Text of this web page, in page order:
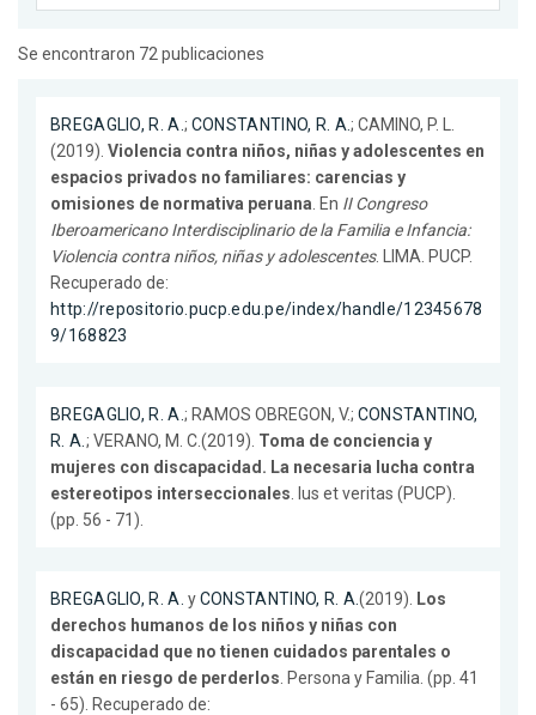
Se encontraron 72 publicaciones
BREGAGLIO, R. A.; CONSTANTINO, R. A.; CAMINO, P. L.
(2019). Violencia contra niños, niñas y adolescentes en
espacios privados no familiares: carencias y
omisiones de normativa peruana. En II Congreso
Iberoamericano Interdisciplinario de la Familia e Infancia:
Violencia contra niños, niñas y adolescentes. LIMA. PUCP.
Recuperado de:
http://repositorio.pucp.edu.pe/index/handle/12345678
9/168823
BREGAGLIO, R. A.; RAMOS OBREGON, V.; CONSTANTINO,
R. A.; VERANO, M. C.(2019). Toma de conciencia y
mujeres con discapacidad. La necesaria lucha contra
estereotipos interseccionales. Ius et veritas (PUCP).
(pp. 56 - 71).
BREGAGLIO, R. A. yCONSTANTINO, R. A.(2019). Los
derechos humanos de los niños y niñas con
discapacidad que no tienen cuidados parentales o
están en riesgo de perderlos. Persona y Familia. (pp. 41
- 65). Recuperado de: